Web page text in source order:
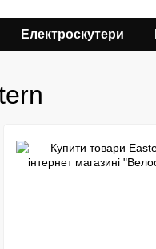
Електроскутери